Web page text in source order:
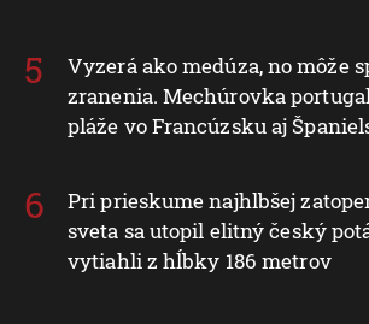
Vyzerá ako medúza, no môže
zranenia. Mechúrovka
pláže vo Francúzsku aj
Pri prieskume najhlbšej
sveta sa utopil elitný český
vytiahli z hĺbky 186 metrov